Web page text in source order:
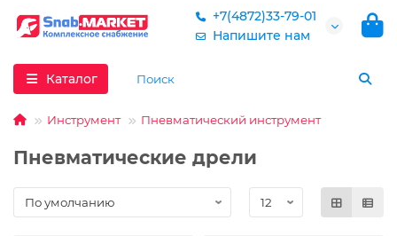
+7(4872)33-79-01
Напишите нам
Каталог
Инструмент Пневматический инструмент
Пневматические дрели